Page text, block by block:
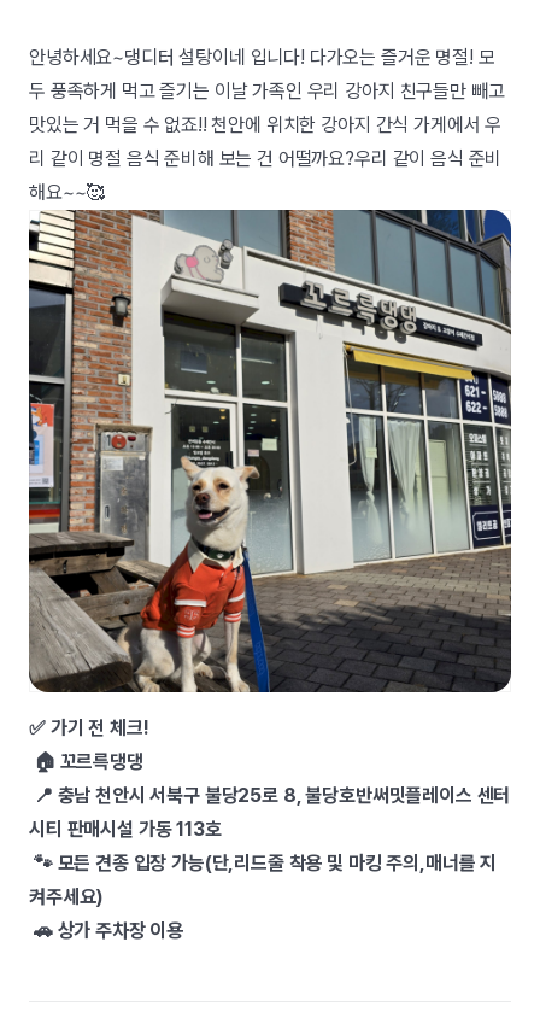
안녕하세요~댕디터 설탕이네 입니다! 다가오는 즐거운 명절! 모
두 풍족하게 먹고 즐기는 이날 가족인 우리 강아지 친구들만 빼고
맛있는 거 먹을 수 없죠!! 천안에 위치한 강아지 간식 가게에서 우
리 같이 명절 음식 준비해 보는 건 어떨까요?우리 같이 음식 준비
해요~~🥰
✅ 가기 전 체크!
🏠 꼬르륵댕댕
📍 충남 천안시 서북구 불당25로 8, 불당호반써밋플레이스 센터
시티 판매시설 가동 113호
🐾 모든 견종 입장 가능(단,리드줄 착용 및 마킹 주의,매너를 지
켜주세요)
🚗 상가 주차장 이용